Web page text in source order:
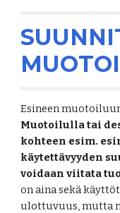
Muotoilulla tai
kohteen esim.
käytettävyyden
voidaan viitata
on aina sekä
ulottuvuus, mutta